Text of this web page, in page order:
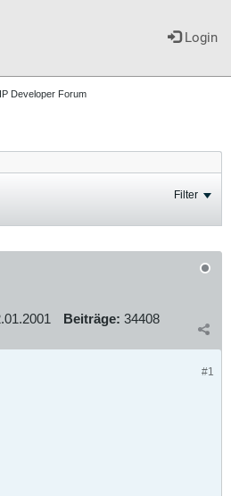
Login
Developer Forum
Filter
Beiträge: 34408
#1